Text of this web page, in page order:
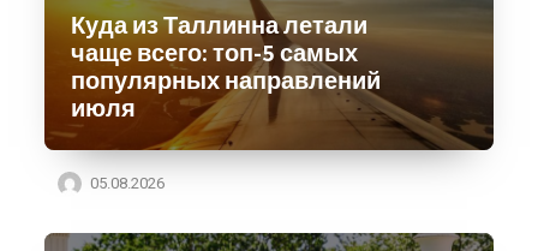
Куда из Таллинна летали
чаще всего: топ-5 самых
популярных направлений
июля
05.08.2026